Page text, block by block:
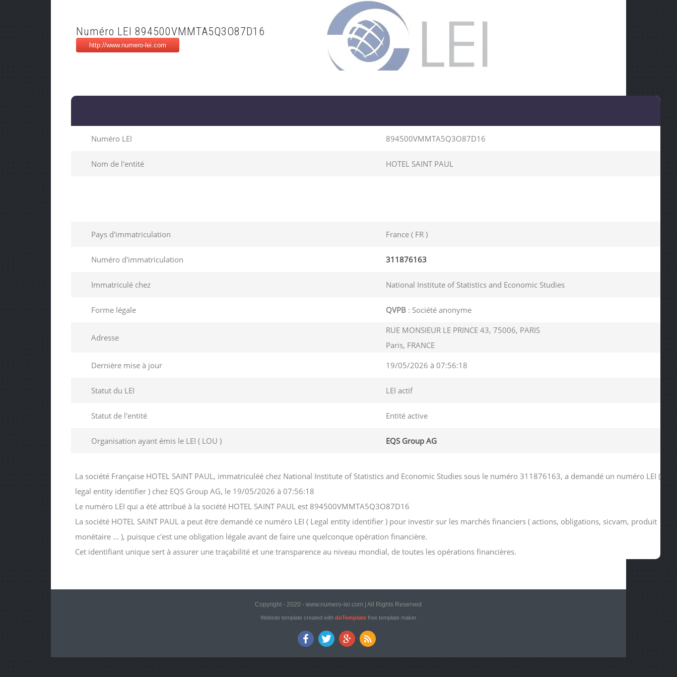
Numéro LEI 894500VMMTA5Q3O87D16
Numéro LEI 894500VMMTA5Q3O87D16
Nom de l'entité HOTEL SAINT PAUL
Pays d'immatriculation France ( FR )
Numéro d'immatriculation 311876163
Immatriculé chez National Institute of Statistics and Economic Studies
Forme légale QVPB: Société anonyme
Adresse
RUE MONSIEUR LE PRINCE 43, 75006, PARIS
Paris, FRANCE
Dernière mise à jour
19/05/2026 à 07:56:18
Statut du LEI LEI actif
Statut de l'entité Entité active
Organisation ayant émis le LEI ( LOU ) EQS Group AG
La société Française HOTEL SAINT PAUL, immatriculéé chez National Institute of Statistics and Economic Studies sous le numéro 311876163, a demandé un numéro LEI (
legal entity identifier ) chez EQS Group AG, le 19/05/2026 à 07:56:18
Le numéro LEI qui a été attribué à la société HOTEL SAINT PAUL est 894500VMMTA5Q3O87D16
La société HOTEL SAINT PAUL a peut être demandé ce numéro LEI ( Legal entity identifier ) pour investir sur les marchés financiers ( actions, obligations, sicvam, produit
monétaire ... ), puisque c'est une obligation légale avant de faire une quelconque opération financière.
Cet identifiant unique sert à assurer une traçabilité et une transparence au niveau mondial, de toutes les opérations financières.
Copyright - 2020 - www.numero-lei.com | All Rights Reserved
Website template created with doTemplatefree template maker